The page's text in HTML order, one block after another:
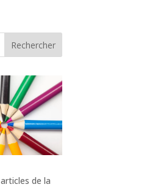
Rechercher
de la